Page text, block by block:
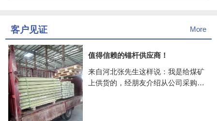
客户见证 More
值得信赖的锚杆供应商！
来自河北张先生这样说：我是给煤矿
上供货的，经朋友介绍从公司采购的